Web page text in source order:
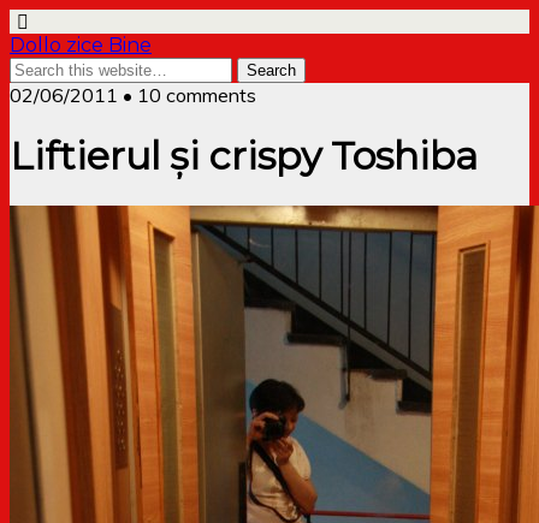
Dollo zice Bine
02/06/2011 • 10 comments
Liftierul și crispy Toshiba